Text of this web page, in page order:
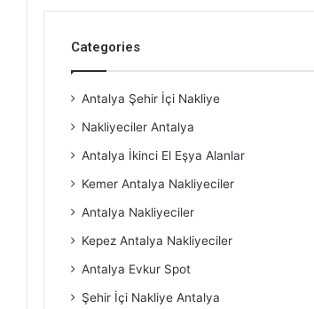
Categories
Antalya Şehir İçi Nakliye
Nakliyeciler Antalya
Antalya İkinci El Eşya Alanlar
Kemer Antalya Nakliyeciler
Antalya Nakliyeciler
Kepez Antalya Nakliyeciler
Antalya Evkur Spot
Şehir İçi Nakliye Antalya